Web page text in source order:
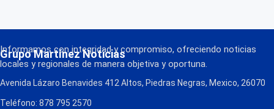
Grupo Martínez Noticias
Informamos con integridad y compromiso, ofreciendo noticias
locales y regionales de manera objetiva y oportuna.
Avenida Lázaro Benavides 412 Altos, Piedras Negras, Mexico, 26070
Teléfono: 878 795 2570